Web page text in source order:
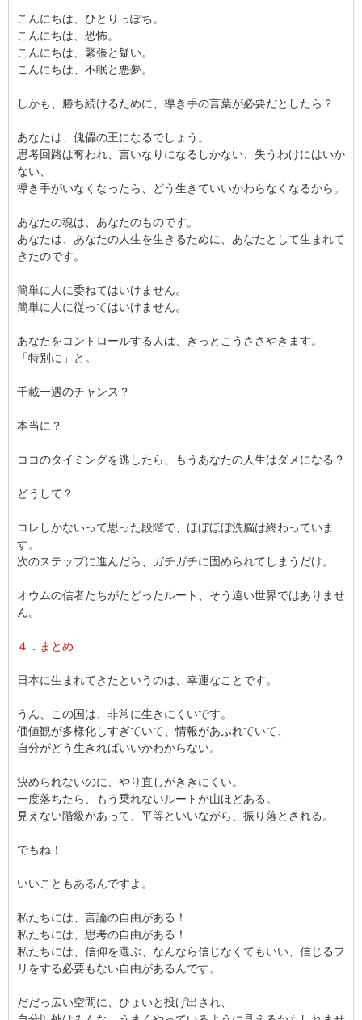
こんにちは、ひとりっぽち。
こんにちは、恐怖。
こんにちは、緊張と疑い。
こんにちは、不眠と悪夢。
しかも、勝ち続けるために、導き手の言葉が必要だとしたら？
あなたは、傀儡の王になるでしょう。
思考回路は奪われ、言いなりになるしかない、失うわけにはいか
ない、
導き手がいなくなったら、どう生きていいかわらなくなるから。
あなたの魂は、あなたのものです。
あなたは、あなたの人生を生きるために、あなたとして生まれて
きたのです。
簡単に人に委ねてはいけません。
簡単に人に従ってはいけません。
あなたをコントロールする人は、きっとこうささやきます。
「特別に」と。
千載一遇のチャンス？
本当に？
ココのタイミングを逃したら、もうあなたの人生はダメになる？
どうして？
コレしかないって思った段階で、ほぼほぼ洗脳は終わっていま
す。
次のステップに進んだら、ガチガチに固められてしまうだけ。
オウムの信者たちがたどったルート、そう遠い世界ではありませ
ん。
４．まとめ
日本に生まれてきたというのは、幸運なことです。
うん、この国は、非常に生きにくいです。
価値観が多様化しすぎていて、情報があふれていて、
自分がどう生きればいいかわからない。
決められないのに、やり直しがききにくい。
一度落ちたら、もう乗れないルートが山ほどある。
見えない階級があって、平等といいながら、振り落とされる。
でもね！
いいこともあるんですよ。
私たちには、言論の自由がある！
私たちには、思考の自由がある！
私たちには、信仰を選ぶ、なんなら信じなくてもいい、信じるフ
リをする必要もない自由があるんです。
だだっ広い空間に、ひょいと投げ出され、